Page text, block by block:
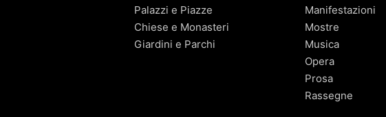
Palazzi e Piazze
Chiese e Monasteri
Giardini e Parchi
Manifestazioni
Mostre
Musica
Opera
Prosa
Rassegne